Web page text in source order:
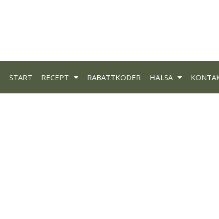
START RECEPT RABATTKODER HÄLSA